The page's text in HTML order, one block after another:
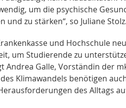
um die psychische
zu stärken“, so Juliane Stolz.
und Hochschule
um Studierende zu
Andrea Galle, Vorständin der
Klimawandels benötigen
des Alltags